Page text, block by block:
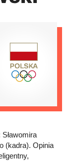
(kadra). Opinia